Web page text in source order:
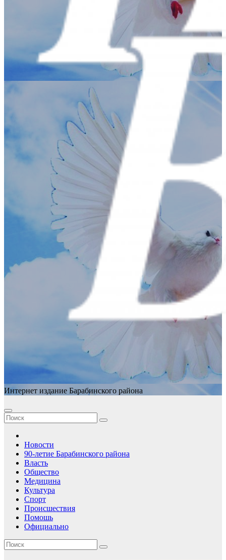
Интернет издание Барабинского района
Новости
90-летие Барабинского района
Власть
Общество
Медицина
Культура
Спорт
Происшествия
Помошь
Официально